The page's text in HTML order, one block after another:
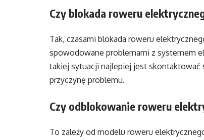
Czy blokada roweru
Tak, czasami blokada roweru
spowodowane problemami z systemem
takiej sytuacji najlepiej jest
przyczynę problemu.
Czy odblokowanie roweru
To zależy od modelu roweru